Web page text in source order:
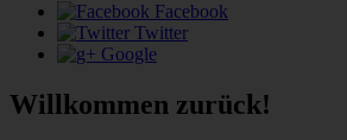
Facebook
Twitter
Google
Willkommen zurück!